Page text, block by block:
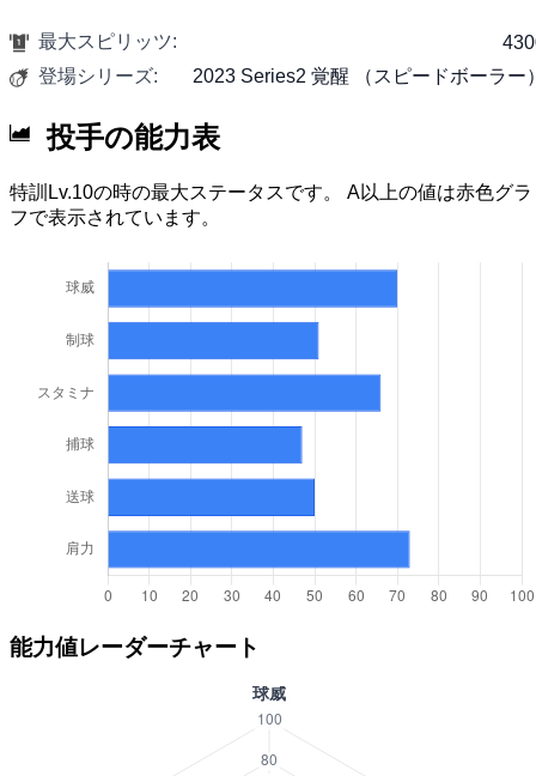
最大スピリッツ:
登場シリーズ:
2023 Series2 覚醒 （スピードボーラー
投手の能力表
特訓Lv.10の時の最大ステータスです。 A以上の値は赤色グラ
フで表示されています。
能力値レーダーチャート